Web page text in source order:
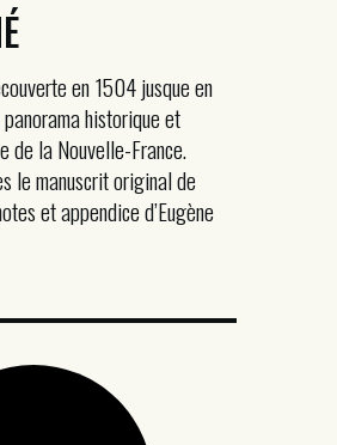
en 1504 jusque en
panorama historique et
de la Nouvelle-France.
le manuscrit original de
et appendice d’Eugène